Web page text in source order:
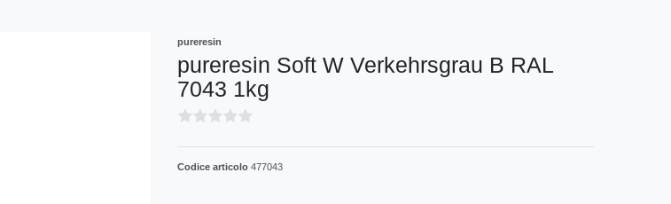
pureresin
pureresin Soft W Verkehrsgrau B RAL
7043 1kg
Codice articolo 477043